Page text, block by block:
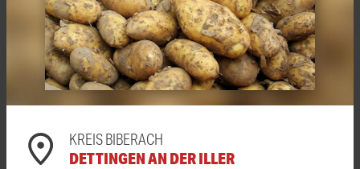
KREIS BIBERACH
DETTINGEN AN DER ILLER